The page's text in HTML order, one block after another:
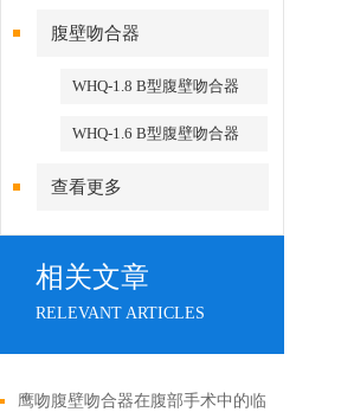
腹壁吻合器
WHQ-1.8 B型腹壁吻合器
WHQ-1.6 B型腹壁吻合器
查看更多
相关文章
RELEVANT ARTICLES
鹰吻腹壁吻合器在腹部手术中的临